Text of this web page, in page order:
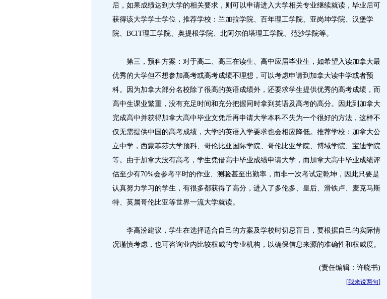
后，如果成绩达到大学的相关要求，则可以申请进入大学相关专业继续就读，毕业后可
获得该大学学士学位，推荐学校：兰加拉学院、百年理工学院、亚岗坤学院、汉堡学
院、BCIT理工学院、奥提根学院、北阿尔伯塔理工学院、范沙学院等。
第三，预科方案：对于高二、高三在读生、高中应届毕业生，如希望入读加拿大最
优秀的大学但不想参加高考或高考成绩不理想，可以考虑申请到加拿大读中学或者预
科。因为加拿大部分名校除了很高的英语成绩外，还要求学生提供优秀的高考成绩，而
高中生课业繁重，没有充足时间和充分把握同时拿到英语及高考的高分。因此到加拿大
完成高中并获得加拿大高中毕业文凭后再申请大学本科不失为一个很好的方法，这样不
仅无需提供中国的高考成绩，大学的英语入学要求也会相应降低。推荐学校：加拿大公
立中学，西蒙菲莎大学预科、哥伦比亚国际学院、哥伦比亚学院、博域学院、宝迪学院
等。由于加拿大没有高考，学生凭借高中毕业成绩申请大学，而加拿大高中毕业成绩评
估至少有70%会参考平时的作业、测验甚至出勤率，而非一次考试定乾坤，因此只要是
认真努力学习的学生，有很多都获得了高分，进入了多伦多、皇后、滑铁卢、麦克马斯
特、英属哥伦比亚等世界一流大学就读。
李高汾建议，学生在选择适合自己的方案及学校时切忌盲目，要根据自己的实际情
况谨慎考虑，也可咨询业内比较权威的专业机构，以确保信息来源的准确性和权威度。
(责任编辑：许晓书)
[我来说两句]